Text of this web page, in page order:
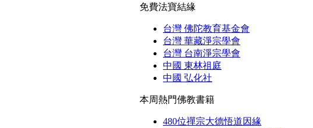
免費法寶結緣
台灣 佛陀教育基金會
台灣 華藏淨宗學會
台灣 台南淨宗學會
中國 東林祖庭
中國 弘化社
本周熱門佛教書籍
480位禪宗大德悟道因緣